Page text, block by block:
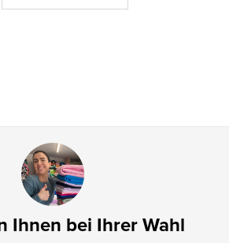
Ihnen bei Ihrer Wahl